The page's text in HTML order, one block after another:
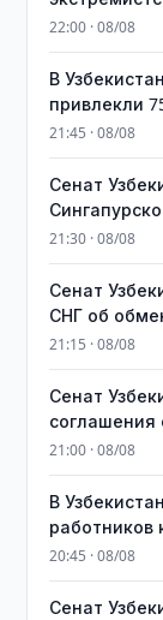
22:00 · 08/08
В
привлекли
21:45 · 08/08
Сенат
21:30 · 08/08
Сенат
СНГ об
21:15 · 08/08
Сенат
21:00 · 08/08
В
работников
20:45 · 08/08
Сенат